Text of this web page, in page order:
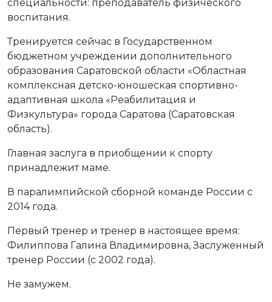
специальности: преподаватель физического
воспитания.
Тренируется сейчас в Государственном
бюджетном учреждении дополнительного
образования Саратовской области «Областная
комплексная детско-юношеская спортивно-
адаптивная школа «Реабилитация и
Физкультура» города Саратова (Саратовская
область).
Главная заслуга в приобщении к спорту
принадлежит маме.
В паралимпийской сборной команде России с
2014 года.
Первый тренер и тренер в настоящее время:
Филиппова Галина Владимировна, Заслуженный
тренер России (с 2002 года).
Не замужем.